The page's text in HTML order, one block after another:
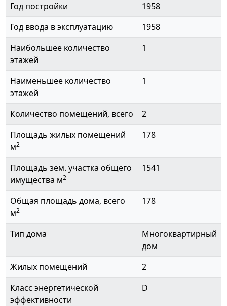
Год постройки
1958
Год ввода в эксплуатацию
1958
Наибольшее количество
этажей
1
Наименьшее количество
этажей
1
Количество помещений, всего
2
Площадь жилых помещений
м2
178
Площадь зем. участка общего
имущества м2
1541
Общая площадь дома, всего
м2
178
Тип дома
Многоквартирный
дом
Жилых помещений
2
Класс энергетической
эффективности
D